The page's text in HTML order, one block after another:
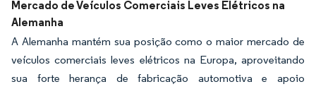
Mercado de Veículos Comerciais Leves Elétricos na
Alemanha
A Alemanha mantém sua posição como o maior mercado de
veículos comerciais leves elétricos na Europa, aproveitando
sua forte herança de fabricação automotiva e apoio